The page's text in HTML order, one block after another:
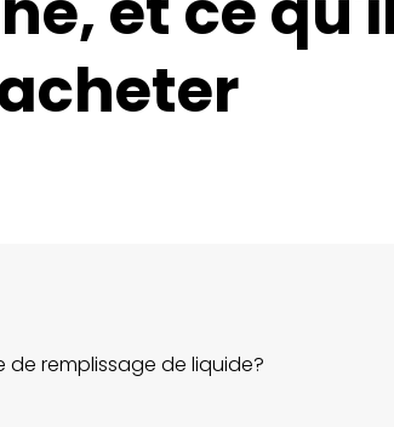
remplissage de liquide?